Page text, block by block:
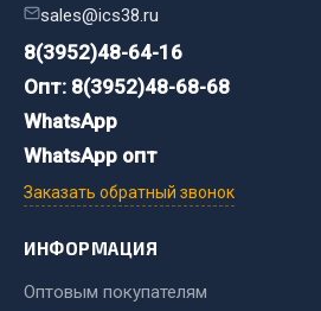
Запчасти ЯМЗ
Двигатель
Система питания
Система выпуска газа
Система охлаждения
Коробка передач
sales@ics38.ru
8(3952)48-64-16
Опт: 8(3952)48-68-68
WhatsApp
WhatsApp опт
Заказать обратный звонок
ИНФОРМАЦИЯ
Оптовым покупателям